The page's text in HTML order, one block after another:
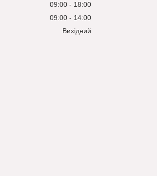
09:00
18:00
09:00
14:00
Вихідний